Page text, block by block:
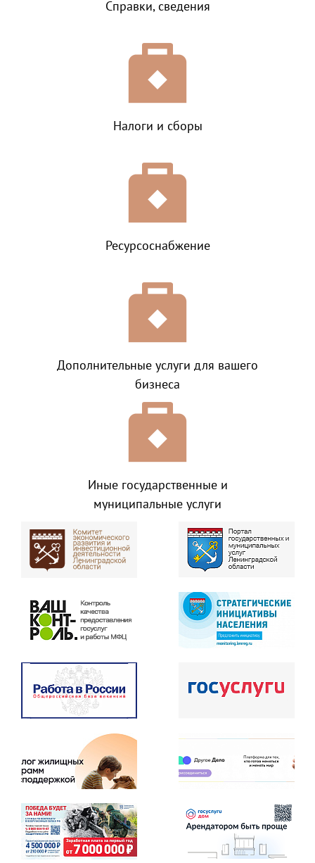
Справки, сведения
Налоги и сборы
Ресурсоснабжение
Дополнительные услуги для вашего
бизнеса
Иные государственные и
муниципальные услуги